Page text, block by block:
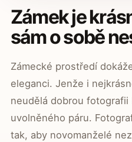
Zámek je
sám o sobě
Zámecké prostředí
eleganci. Jenže i
neudělá dobrou
uvolněného páru.
tak, aby novomanželé